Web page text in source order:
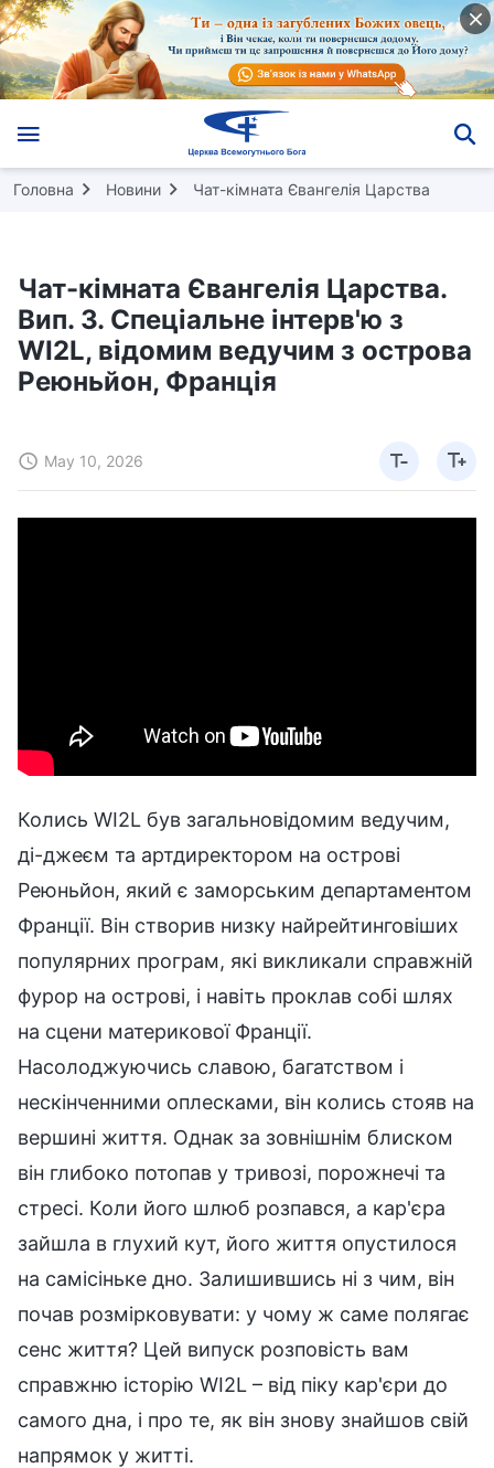
Головна Новини Чат-кімната Євангелія Царства
Чат-кімната Євангелія Царства.
Вип. 3. Спеціальне інтерв'ю з
WI2L, відомим ведучим з острова
Реюньйон, Франція
May 10, 2026
Колись WI2L був загальновідомим ведучим,
ді-джеєм та артдиректором на острові
Реюньйон, який є заморським департаментом
Франції. Він створив низку найрейтинговіших
популярних програм, які викликали справжній
фурор на острові, і навіть проклав собі шлях
на сцени материкової Франції.
Насолоджуючись славою, багатством і
нескінченними оплесками, він колись стояв на
вершині життя. Однак за зовнішнім блиском
він глибоко потопав у тривозі, порожнечі та
стресі. Коли його шлюб розпався, а кар'єра
зайшла в глухий кут, його життя опустилося
на самісіньке дно. Залишившись ні з чим, він
почав розмірковувати: у чому ж саме полягає
сенс життя? Цей випуск розповість вам
справжню історію WI2L – від піку кар'єри до
самого дна, і про те, як він знову знайшов свій
напрямок у житті.